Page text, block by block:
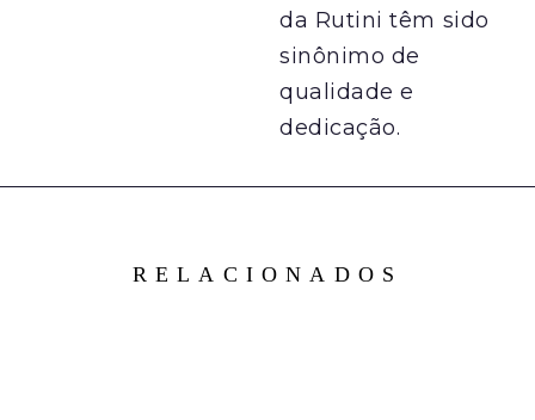
da Rutini têm sido
sinônimo de
qualidade e
dedicação.
RELACIONADOS